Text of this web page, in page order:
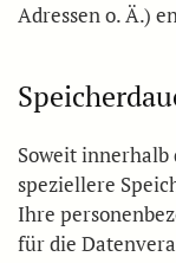
Adressen o. Ä.)
Soweit
speziellere
Ihre
für die